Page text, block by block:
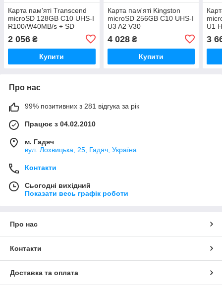
Карта пам'яті Transcend
microSD 128GB C10 UHS-I
R100/W40MB/s + SD
2 056 ₴
Купити
Карта пам'яті Kingston
microSD 256GB C10 UHS-I
U3 A2 V30
4 028₴
Купити
U1
3
Про нас
99% позитивних з 281 відгука за рік
Працює з 04.02.2010
м. Гадяч
вул. Лохвицька, 25, Гадяч, Україна
Контакти
Сьогодні вихідний
Показати весь графік роботи
Про нас
Контакти
Доставка та оплата